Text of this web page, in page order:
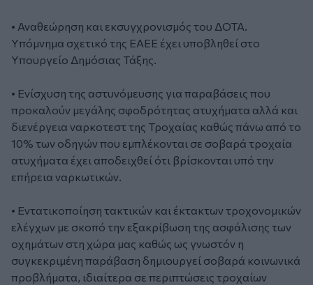
• Αναθεώρηση και εκσυγχρονισμός του ΔΟΤΑ.
Υπόμνημα σχετικό της ΕΑΕΕ έχει υποβληθεί στο
Υπουργείο Δημόσιας Τάξης.
• Ενίσχυση της αστυνόμευσης για παραβάσεις που
προκαλούν μεγάλης σφοδρότητας ατυχήματα αλλά και
διενέργεια ναρκοτεστ της Τροχαίας καθώς πάνω από το
10% των οδηγών που εμπλέκονται σε σοβαρά τροχαία
ατυχήματα έχει αποδειχθεί ότι βρίσκονται υπό την
επήρεια ναρκωτικών.
• Εντατικοποίηση τακτικών και έκτακτων τροχονομικών
ελέγχων με σκοπό την εξακρίβωση της ασφάλισης των
οχημάτων στη χώρα μας καθώς ως γνωστόν η
συγκεκριμένη παράβαση δημιουργεί σοβαρά κοινωνικά
προβλήματα, ιδιαίτερα σε περιπτώσεις τροχαίων